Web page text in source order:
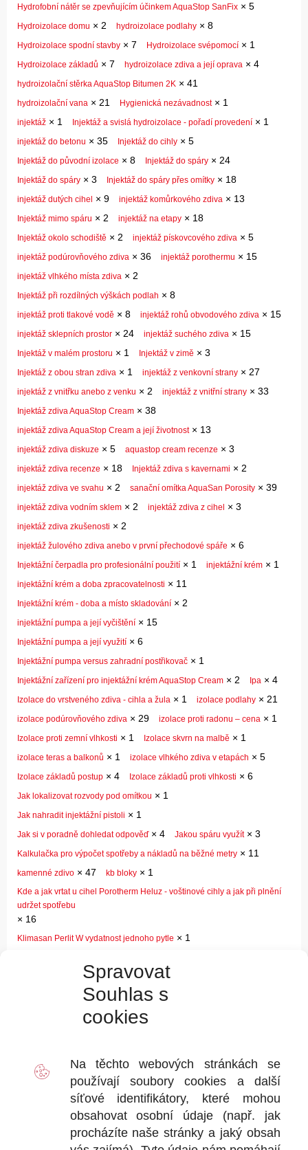
Spravovat
Souhlas s
cookies
Na těchto webových stránkách se
používají souborycookies a další
síťové identifikátory, které mohou
obsahovat osobní údaje (např. jak
procházíte naše stránky a jaký obsah
Hydrofobní nátěr se zpevňujícím účinkem AquaStop SanFix × 5
Hydroizolace domu × 2 hydroizolace podlahy × 8
Hydroizolace spodní stavby × 7 Hydroizolace svépomocí × 1
Hydroizolace základů × 7 hydroizolace zdiva a její oprava × 4
hydroizolační stěrka AquaStop Bitumen 2K × 41
hydroizolační vana × 21 Hygienická nezávadnost× 1
injektáž × 1 Injektáž a svislá hydroizolace - pořadí provedení × 1
injektáž do betonu × 35 Injektáž do cihly × 5
Injektáž do původní izolace × 8 Injektáž do spáry × 24
Injektáž do spáry × 3 Injektáž do spáry přes omítky × 18
injektáž dutých cihel × 9 injektáž komůrkového zdiva × 13
Injektáž mimo spáru × 2 injektáž na etapy × 18
Injektáž okolo schodiště × 2 injektáž pískovcového zdiva × 5
injektáž podúrovňového zdiva × 36 injektáž porothermu × 15
injektáž vlhkého místa zdiva × 2
Injektáž při rozdílných výškách podlah × 8
injektáž proti tlakové vodě × 8 injektáž rohů obvodového zdiva × 15
injektáž sklepních prostor × 24 injektáž suchého zdiva × 15
Injektáž v malém prostoru × 1 Injektáž v zimě × 3
Injektáž z obou stran zdiva × 1 injektáž z venkovní strany × 27
injektáž z vnitřku anebo z venku × 2 injektáž z vnitřní strany × 33
Injektáž zdiva AquaStop Cream × 38
injektáž zdiva AquaStop Cream a její životnost× 13
injektáž zdiva diskuze × 5 aquastop cream recenze × 3
injektáž zdiva recenze × 18 Injektáž zdiva s kavernami × 2
injektáž zdiva ve svahu × 2 sanační omítka AquaSan Porosity × 39
injektáž zdiva vodním sklem × 2 injektáž zdiva z cihel × 3
injektáž zdiva zkušenosti × 2
injektáž žulového zdiva anebo v první přechodové spáře × 6
Injektážní čerpadla pro profesionální použití × 1 injektážní krém × 1
injektážní krém a doba zpracovatelnosti × 11
Injektážní krém - doba a místo skladování × 2
injektážní pumpa a její vyčištění × 15
Injektážní pumpa a její využití × 6
Injektážní pumpa versus zahradní postřikovač × 1
Injektážní zařízení pro injektážní krém AquaStop Cream × 2 Ipa × 4
Izolace do vrstveného zdiva - cihla a žula × 1 izolace podlahy × 21
izolace podúrovňového zdiva × 29 izolace proti radonu – cena × 1
Izolace proti zemní vlhkosti × 1 Izolace skvrn na malbě × 1
izolace teras a balkonů × 1 izolace vlhkého zdiva v etapách × 5
Izolace základů postup × 4 Izolace základů proti vlhkosti × 6
Jak lokalizovat rozvody pod omítkou × 1
Jak nahradit injektážní pistoli × 1
Jak si v poradně dohledat odpověď× 4 Jakou spáru využít× 3
Kalkulačka pro výpočet spotřeby a nákladů na běžné metry × 11
kamenné zdivo × 47 kb bloky × 1
Kde a jak vrtat u cihel Porotherm Heluz - voštinové cihly a jak při plnění
udržet spotřebu
× 16
Klimasan Perlit W vydatnost jednoho pytle × 1
14 Kónická koncovka pro doplnění vrtů
Krémová injektáž do původní hydroizolace ano či ne
"mastné fleky" po injektáži na omítkách 1
Místa a výšky injektáže u podsklepeného a nepodsklepeného domu
mokré zdivo a doba vysychání× 10
Může se AquaStop Cream ředit? ×